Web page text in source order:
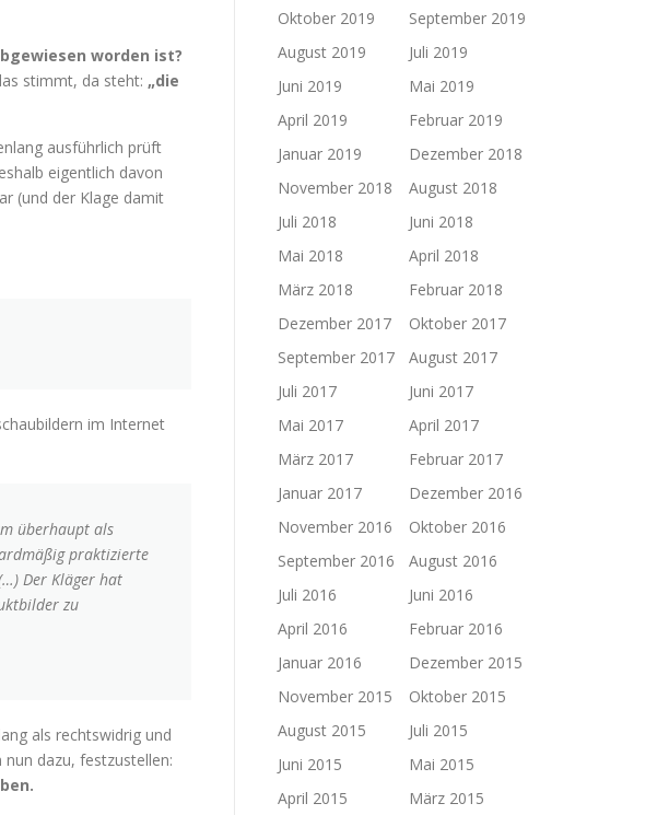
worden ist?
stimmt, da steht: „die
ausführlich prüft
eigentlich davon
(und der Klage damit
im Internet
überhaupt als
praktizierte
Der Kläger hat
zu
als rechtswidrig und
dazu, festzustellen:
Oktober 2019
September 2019
August 2019
Juli 2019
Juni 2019
Mai 2019
April 2019
Februar 2019
Januar 2019
Dezember 2018
November 2018
August 2018
Juli 2018
Juni 2018
Mai 2018
April 2018
März 2018
Februar 2018
Dezember 2017
Oktober 2017
September 2017
August 2017
Juli 2017
Juni 2017
Mai 2017
April 2017
März 2017
Februar 2017
Januar 2017
Dezember 2016
November 2016
Oktober 2016
September 2016
August 2016
Juli 2016
Juni 2016
April 2016
Februar 2016
Januar 2016
Dezember 2015
November 2015
Oktober 2015
August 2015
Juli 2015
Juni 2015
Mai 2015
April 2015
März 2015